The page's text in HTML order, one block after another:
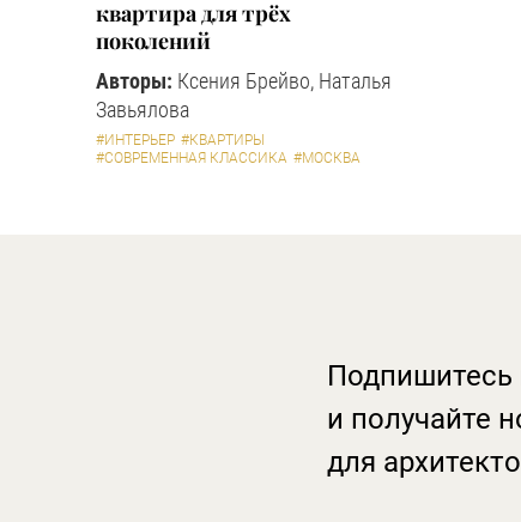
квартира для трёх
поколений
Авторы: Ксения Брейво, Наталья
Завьялова
#ИНТЕРЬЕР #КВАРТИРЫ
#СОВРЕМЕННАЯ КЛАССИКА #МОСКВА
Подпишитесь
и получайте
для